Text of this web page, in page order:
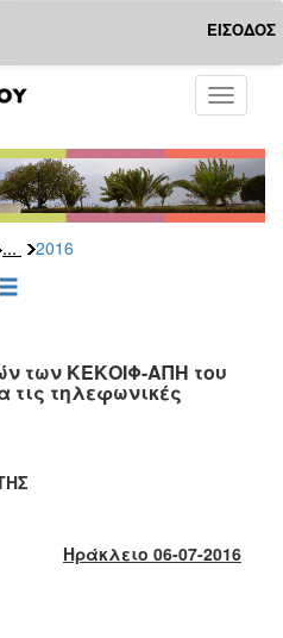
ΕΙΣΟΔΟΣ
Toggle
... 2016
των ΚΕΚΟΙΦ-ΑΠΗ του
τις τηλεφωνικές
Ηράκλειο 06-07-2016